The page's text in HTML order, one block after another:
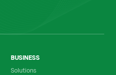
BUSINESS
Solutions